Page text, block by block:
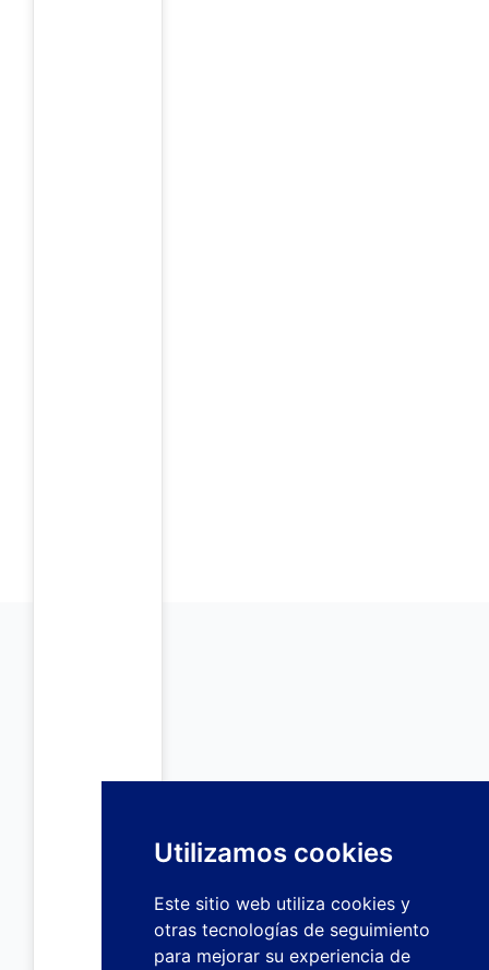
Utilizamos cookies
Este sitio web utiliza cookies y
otras tecnologías de seguimiento
para mejorar su experiencia de